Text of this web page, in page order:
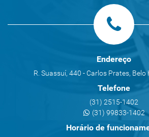
Endereço
R. Suassuí, 440 - Carlos Prates, Belo
Telefone
(31) 2515-1402
(31) 99833-1402
Horário de